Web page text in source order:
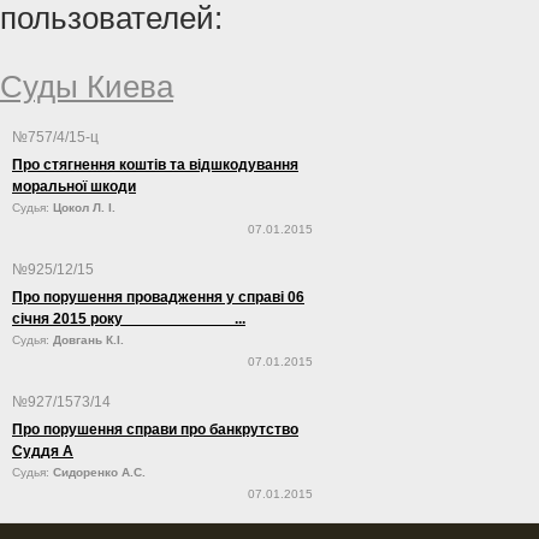
пользователей:
Суды Киева
№757/4/15-ц
Про стягнення коштів та відшкодування
моральної шкоди
Судья: Цокол Л. І.
07.01.2015
№925/12/15
Про порушення провадження у справі 06
січня 2015 року ...
Судья: Довгань К.І.
07.01.2015
№927/1573/14
Про порушення справи про банкрутство
Суддя А
Судья: Сидоренко А.С.
07.01.2015